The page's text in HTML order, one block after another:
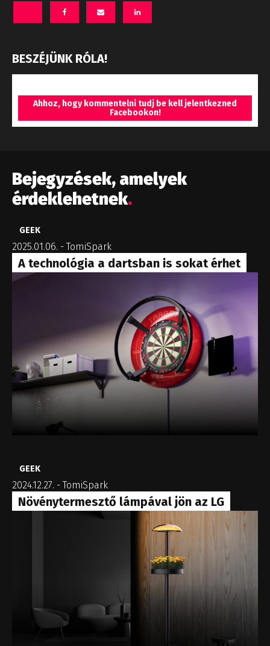
BESZÉJÜNK RÓLA!
Ahhoz, hogy kommentelni tudj be kell jelentkezned
Facebookon!
Bejegyzések, amelyek
érdeklehetnek.
GEEK
2025.01.06. -TomiSpark
A technológia a dartsban is sokat érhet
GEEK
2024.12.27. -TomiSpark
Növénytermesztő lámpával jön az LG